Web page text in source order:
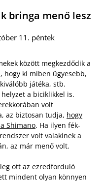
bringa menő lesz
11. péntek
között megkezdődik a
hogy ki miben ügyesebb,
játéka, stb.
helyzet a biciklikkel is.
volt
az biztosan tudja, hogy
Shimano. Ha ilyen fék-
volt valakinek a
az már menő volt.
ott az ezredforduló
mindent olyan könnyen